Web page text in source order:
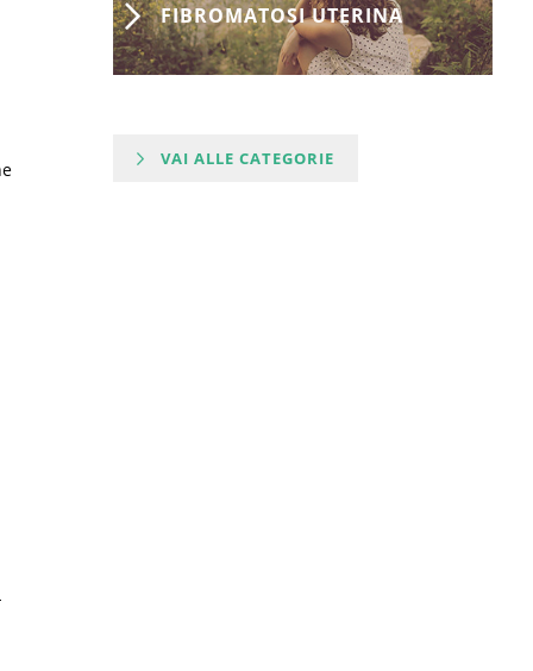
FIBROMATOSI UTERINA
VAI ALLE CATEGORIE